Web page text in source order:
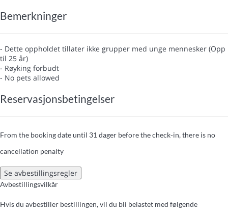
Bemerkninger
- Dette oppholdet tillater ikke grupper med unge mennesker (Opp
til 25 år)
- Røyking forbudt
- No pets allowed
Reservasjonsbetingelser
From the booking date until 31 dager before the check-in, there is no
cancellation penalty
Se avbestillingsregler
Avbestillingsvilkår
Hvis du avbestiller bestillingen, vil du bli belastet med følgende